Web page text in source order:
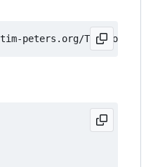
peters.org/Tim/